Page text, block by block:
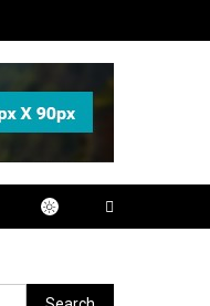
Search